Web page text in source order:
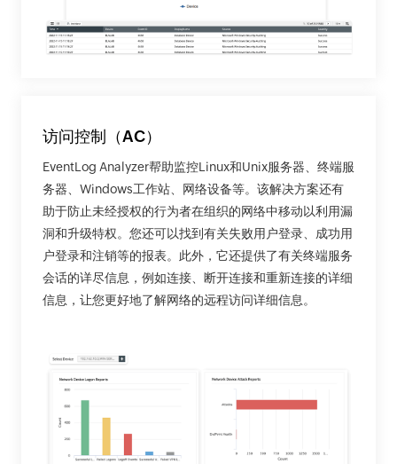
访问控制（AC）
EventLog Analyzer帮助监控Linux和Unix服务器、终端服
务器、Windows工作站、网络设备等。该解决方案还有
助于防止未经授权的行为者在组织的网络中移动以利用漏
洞和升级特权。您还可以找到有关失败用户登录、成功用
户登录和注销等的报表。此外，它还提供了有关终端服务
会话的详尽信息，例如连接、断开连接和重新连接的详细
信息，让您更好地了解网络的远程访问详细信息。